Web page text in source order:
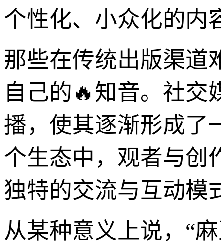
个性化、小众化的内
那些在传统出版渠道
自己的🔥知音。社交
播，使其逐渐形成了
个生态中，观者与创
独特的交流与互动模
从某种意义上说，“